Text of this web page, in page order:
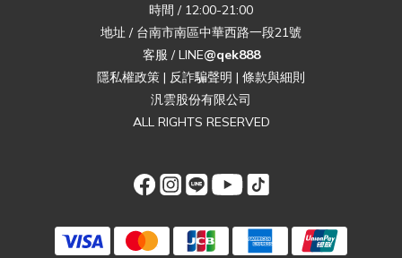
時間 / 12:00-21:00
地址 / 台南市南區中華西路一段21號
客服 / LINE@qek888
隱私權政策 | 反詐騙聲明 | 條款與細則
汎雲股份有限公司
ALL RIGHTS RESERVED